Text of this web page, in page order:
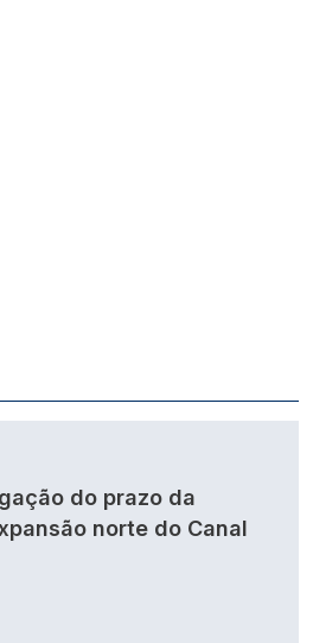
do prazo da
norte do Canal